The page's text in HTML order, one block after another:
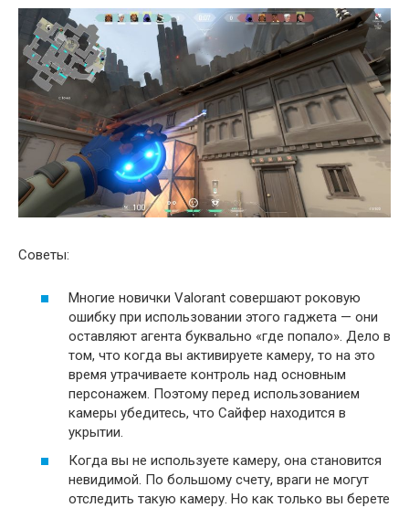
Советы:
Многие новички Valorant совершают роковую
ошибку при использовании этого гаджета — они
оставляют агента буквально «где попало». Дело в
том, что когда вы активируете камеру, то на это
время утрачиваете контроль над основным
персонажем. Поэтому перед использованием
камеры убедитесь, что Сайфер находится в
укрытии.
Когда вы не используете камеру, она становится
невидимой. По большому счету, враги не могут
отследить такую камеру. Но как только вы берете